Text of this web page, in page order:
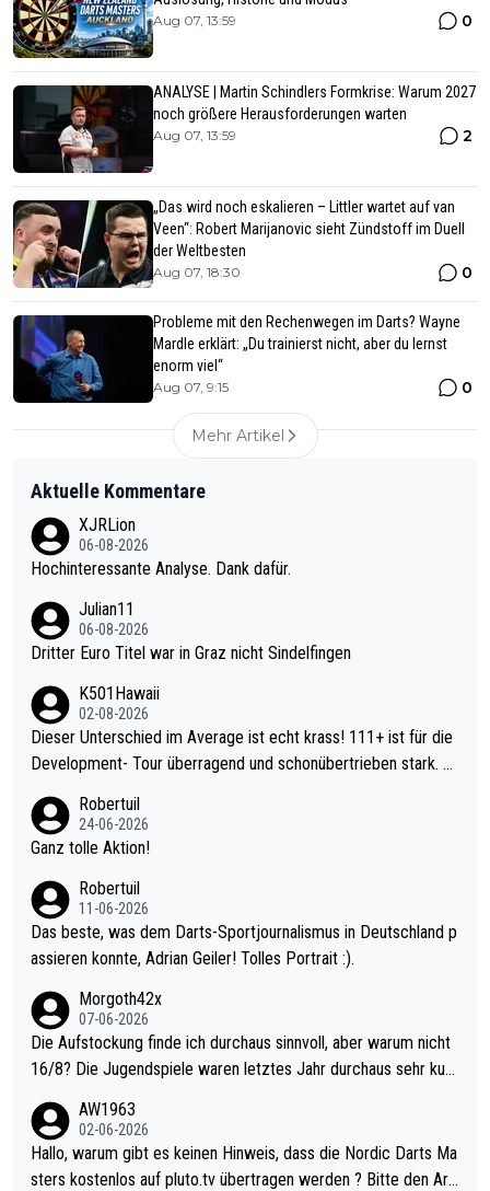
Aug 07, 13:59 0
ANALYSE | Martin Schindlers Formkrise: Warum 2027
noch größere Herausforderungen warten
Aug 07, 13:59 2
„Das wird noch eskalieren – Littler wartet auf van
Veen“: Robert Marijanovic sieht Zündstoff im Duell
der Weltbesten
Aug 07, 18:30 0
Probleme mit den Rechenwegen im Darts? Wayne
Mardle erklärt: „Du trainierst nicht, aber du lernst
enorm viel“
Aug 07, 9:15 0
Mehr Artikel
Aktuelle Kommentare
XJRLion
06-08-2026
Hochinteressante Analyse. Dank dafür.
Julian11
06-08-2026
Dritter Euro Titel war in Graz nicht Sindelfingen
K501Hawaii
02-08-2026
Dieser Unterschied im Average ist echt krass! 111+ ist für die
Development- Tour überragend und schonübertrieben stark. U
mal 40+ erst recht. Da gewinnst keinen Blumentopf - ist ja noc
h krasser wie ein Pokalspiel eines Kreisligisten vs einem Bund
Robertuil
24-06-2026
Ganz tolle Aktion!
Robertuil
11-06-2026
Das beste, was dem Darts-Sportjournalismus in Deutschland p
assieren konnte, Adrian Geiler! Tolles Portrait :).
Morgoth42x
07-06-2026
Die Aufstockung finde ich durchaus sinnvoll, aber warum nicht
16/8? Die Jugendspiele waren letztes Jahr durchaus sehr kurz
Allerdings ist Mitchell Lawrie als Nummer 1 der Welt eh qualifi
ziert. Somit ändert die automatische Qualifikation des Weltmei
sters erstmal nichts. Ich denke sie wollen damit für nächstes J
AW1963
02-06-2026
Hallo, warum gibt es keinen Hinweis, dass die Nordic Darts Ma
sters kostenlos auf pluto.tv übertragen werden ? Bitte den Arti